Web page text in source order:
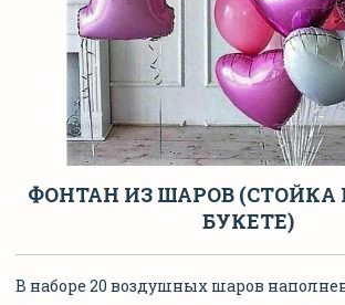
ФОНТАН ИЗ ШАРОВ (СТОЙКА
БУКЕТЕ)
В наборе 20 воздушных шаров